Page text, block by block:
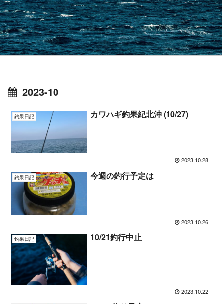
2023-10
釣果日記 カワハギ釣果紀北沖 (10/27)
2023.10.28
釣果日記 今週の釣行予定は
2023.10.26
釣果日記 10/21釣行中止
2023.10.22